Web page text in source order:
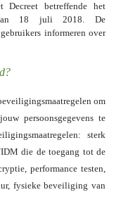
betreffende het
van 18 juli 2018. De
informeren over
om
persoonsgegevens te
sterk
die de toegang tot de
performance testen,
fysieke beveiliging van